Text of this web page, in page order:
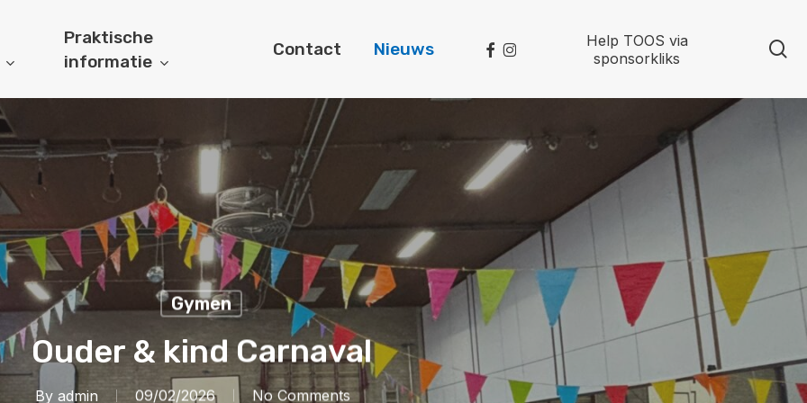
Praktische
informatie
Contact Nieuws facebook
instagram Help TOOS via
sponsorkliks
Gymen
Ouder & kind Carnaval
By admin 09/02/2026 No Comments